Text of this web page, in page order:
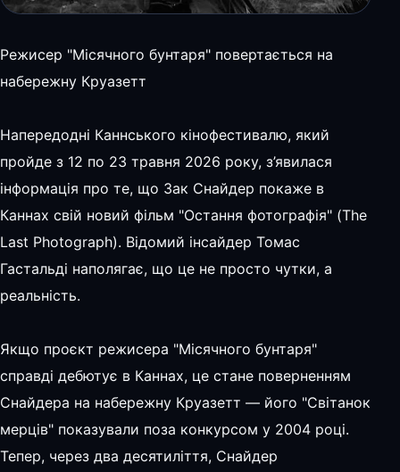
Режисер "Місячного бунтаря" повертається на
набережну Круазетт
Напередодні Каннського кінофестивалю, який
пройде з 12 по 23 травня 2026 року, з’явилася
інформація про те, що Зак Снайдер покаже в
Каннах свій новий фільм "Остання фотографія" (The
Last Photograph). Відомий інсайдер Томас
Гастальді наполягає, що це не просто чутки, а
реальність.
Якщо проєкт режисера "Місячного бунтаря"
справді дебютує в Каннах, це стане поверненням
Снайдера на набережну Круазетт — його "Світанок
мерців" показували поза конкурсом у 2004 році.
Тепер, через два десятиліття, Снайдер